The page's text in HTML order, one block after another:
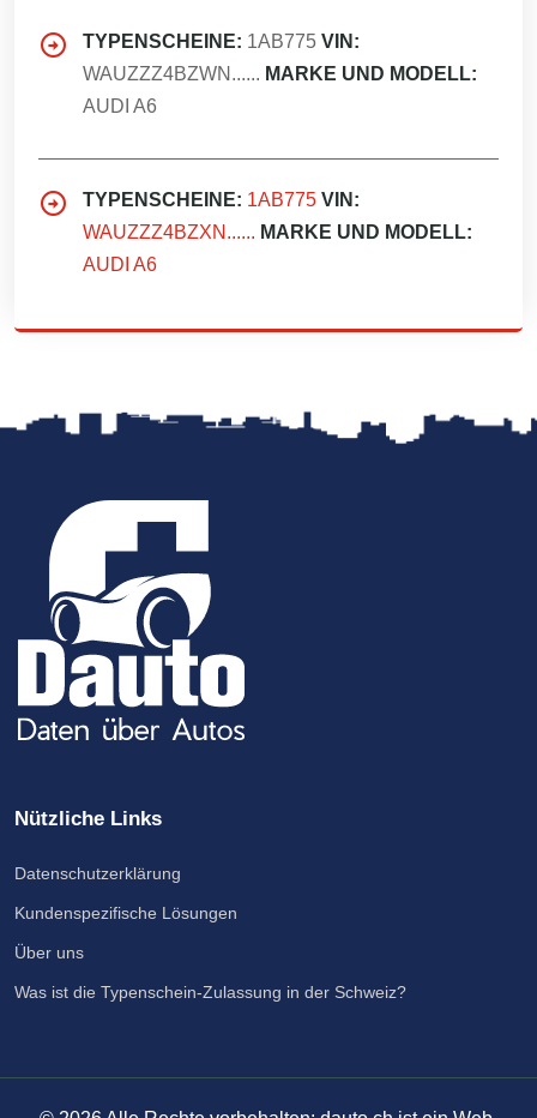
TYPENSCHEINE: 1AB775 VIN:
WAUZZZ4BZWN...... MARKE UND MODELL:
AUDI A6
TYPENSCHEINE: 1AB775 VIN:
WAUZZZ4BZXN...... MARKE UND MODELL:
AUDI A6
Nützliche Links
Datenschutzerklärung
Kundenspezifische Lösungen
Über uns
Was ist die Typenschein-Zulassung in der Schweiz?